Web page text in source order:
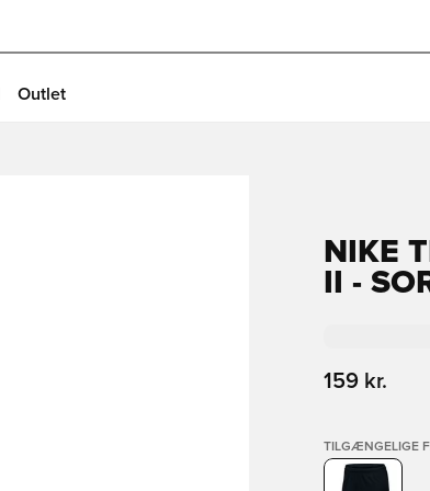
Outlet
NIKE
II -
159 kr.
TILGÆNGELIGE